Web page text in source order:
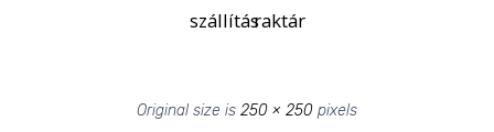
szállításraktár
Original size is 250 × 250 pixels